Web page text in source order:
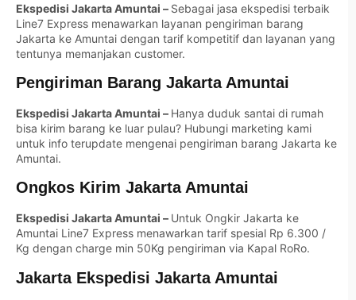
Ekspedisi Jakarta Amuntai – Sebagai jasa ekspedisi terbaik
Line7 Express menawarkan layanan pengiriman barang
Jakarta ke Amuntai dengan tarif kompetitif dan layanan yang
tentunya memanjakan customer.
Pengiriman Barang Jakarta Amuntai
Ekspedisi Jakarta Amuntai – Hanya duduk santai di rumah
bisa kirim barang ke luar pulau? Hubungi marketing kami
untuk info terupdate mengenai pengiriman barang Jakarta ke
Amuntai.
Ongkos Kirim Jakarta Amuntai
Ekspedisi Jakarta Amuntai – Untuk Ongkir Jakarta ke
Amuntai Line7 Express menawarkan tarif spesial Rp 6.300 /
Kg dengan charge min 50Kg pengiriman via Kapal RoRo.
Jakarta Ekspedisi Jakarta Amuntai